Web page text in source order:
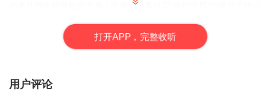
内平凡旅途暗藏地狱开局：熊孩子天真诅咒“丧尸灭世”与诡异手机病
发尸变，活人血肉与电子警报交织，密闭空间沦为杀戮战场。玩家
被迫接受“管理员考核”：3小时内清空整节丧尸车厢，否则被啃食大
打开APP，完整收听
用户评论